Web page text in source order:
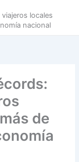
locales
nacional
de